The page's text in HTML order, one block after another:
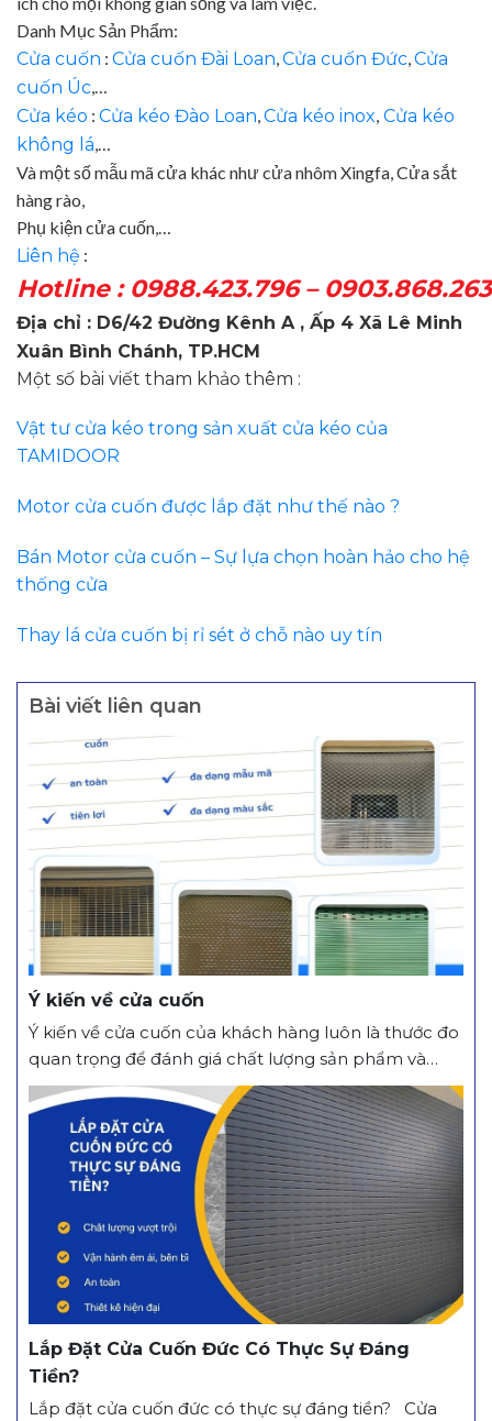
Danh Mục Sản Phẩm:
Cửa cuốn : Cửa cuốn Đài Loan Cửa cuốn Đức Cửa
cuốn Úc
Cửa kéo : Cửa kéo Đào Loan Cửa kéo inox Cửa kéo
không lá
Và một số mẫu mã cửa khác như cửa nhôm Xingfa, Cửa sắt
hàng rào,
Phụ kiện cửa cuốn,…
Liên hệ :
Hotline : 0988.423.796 – 0903.868.263
Địa chỉ : D6/42 Đường Kênh A , Ấp 4 Xã Lê Minh
Xuân Bình Chánh, TP.HCM
Một số bài viết tham khảo thêm :
Vật tư cửa kéo trong sản xuất cửa kéo của
TAMIDOOR
Motor cửa cuốn được lắp đặt như thế nào ?
Bán Motor cửa cuốn – Sự lựa chọn hoàn hảo cho hệ
thống cửa
Thay lá cửa cuốn bị rỉ sét ở chỗ nào uy tín
Bài viết liên quan
Ý kiến về cửa cuốn
Ý kiến về cửa cuốn của khách hàng luôn là thước đo
quan trọng để đánh giá chất lượng sản phẩm và
dịch vụ. Phần lớn khách hàng đánh giá cao cửa
cuốn nhờ khả năng vận hành êm ái, độ bền cao,
tính an toàn và thiết kế hiện đại. Bên cạnh đó, dịch...
Lắp Đặt Cửa Cuốn Đức Có Thực Sự Đáng
Tiền?
Lắp đặt cửa cuốn đức có thực sự đáng tiền? Cửa